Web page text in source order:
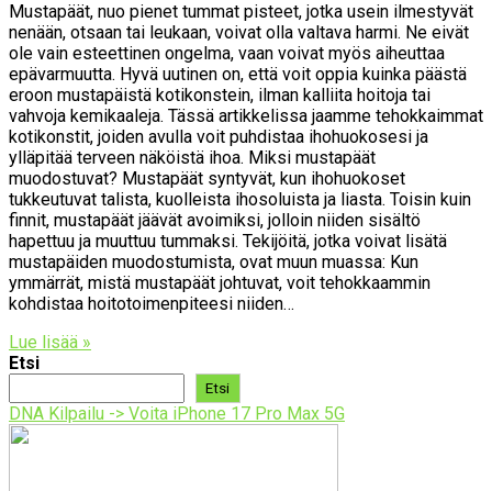
Mustapäät, nuo pienet tummat pisteet, jotka usein ilmestyvät
nenään, otsaan tai leukaan, voivat olla valtava harmi. Ne eivät
ole vain esteettinen ongelma, vaan voivat myös aiheuttaa
epävarmuutta. Hyvä uutinen on, että voit oppia kuinka päästä
eroon mustapäistä kotikonstein, ilman kalliita hoitoja tai
vahvoja kemikaaleja. Tässä artikkelissa jaamme tehokkaimmat
kotikonstit, joiden avulla voit puhdistaa ihohuokosesi ja
ylläpitää terveen näköistä ihoa. Miksi mustapäät
muodostuvat? Mustapäät syntyvät, kun ihohuokoset
tukkeutuvat talista, kuolleista ihosoluista ja liasta. Toisin kuin
finnit, mustapäät jäävät avoimiksi, jolloin niiden sisältö
hapettuu ja muuttuu tummaksi. Tekijöitä, jotka voivat lisätä
mustapäiden muodostumista, ovat muun muassa: Kun
ymmärrät, mistä mustapäät johtuvat, voit tehokkaammin
kohdistaa hoitotoimenpiteesi niiden…
Lue lisää »
Etsi
Etsi
DNA Kilpailu -> Voita iPhone 17 Pro Max 5G